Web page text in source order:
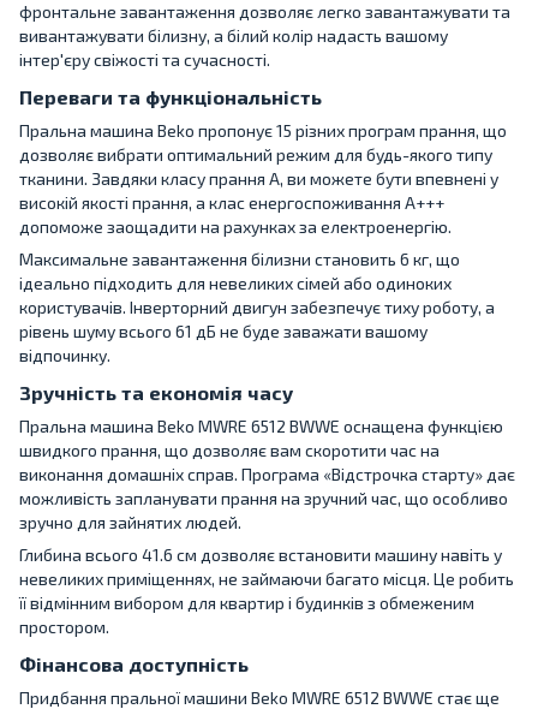
фронтальне завантаження дозволяє легко завантажувати та
вивантажувати білизну, а білий колір надасть вашому
інтер'єру свіжості та сучасності.
Переваги та функціональність
Пральна машина Beko пропонує 15 різних програм прання, що
дозволяє вибрати оптимальний режим для будь-якого типу
тканини. Завдяки класу прання A, ви можете бути впевнені у
високій якості прання, а клас енергоспоживання A+++
допоможе заощадити на рахунках за електроенергію.
Максимальне завантаження білизни становить 6 кг, що
ідеально підходить для невеликих сімей або одиноких
користувачів. Інверторний двигун забезпечує тиху роботу, а
рівень шуму всього 61 дБ не буде заважати вашому
відпочинку.
Зручність та економія часу
Пральна машина Beko MWRE 6512 BWWE оснащена функцією
швидкого прання, що дозволяє вам скоротити час на
виконання домашніх справ. Програма «Відстрочка старту» дає
можливість запланувати прання на зручний час, що особливо
зручно для зайнятих людей.
Глибина всього 41.6 см дозволяє встановити машину навіть у
невеликих приміщеннях, не займаючи багато місця. Це робить
її відмінним вибором для квартир і будинків з обмеженим
простором.
Фінансова доступність
Придбання пральної машини Beko MWRE 6512 BWWE стає ще